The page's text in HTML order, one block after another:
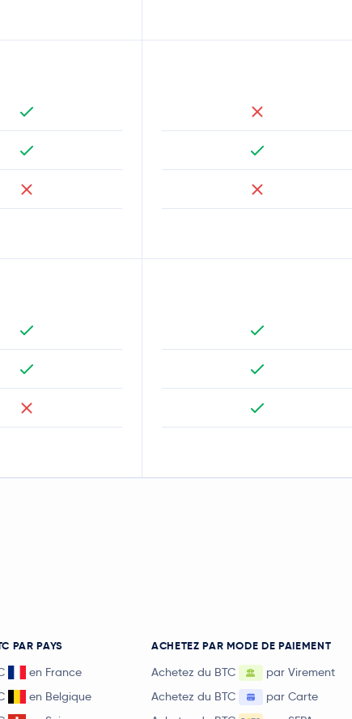
PAR PAYS
en France
en Belgique
ACHETEZ PAR MODE DE PAIEMENT
Achetez du BTC
par Virement
Achetez du BTC
par Carte